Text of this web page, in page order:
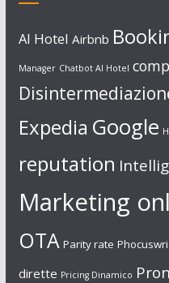
AI Hotel Airbnb
Manager Chatbot AI Hotel
Expedia Google
reputation
Marketing
OTA Parity rate
dirette Pricing Dinamico